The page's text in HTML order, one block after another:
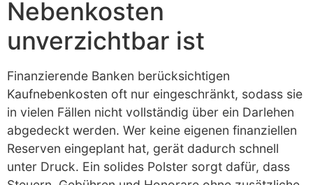
Nebenkosten
unverzichtbar ist
Finanzierende Banken berücksichtigen
Kaufnebenkosten oft nur eingeschränkt, sodass sie
in vielen Fällen nicht vollständig über ein Darlehen
abgedeckt werden. Wer keine eigenen finanziellen
Reserven eingeplant hat, gerät dadurch schnell
unter Druck. Ein solides Polster sorgt dafür, dass